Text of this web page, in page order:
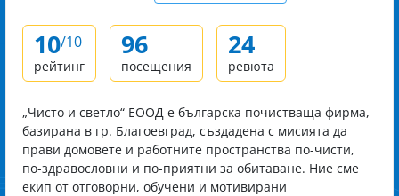
10/10
рейтинг
96
посещения
24
ревюта
„Чисто и светло“ ЕООД е българска почистваща фирма,
базирана в гр. Благоевград, създадена с мисията да
прави домовете и работните пространства по-чисти,
по-здравословни и по-приятни за обитаване. Ние сме
екип от отговорни, обучени и мотивирани